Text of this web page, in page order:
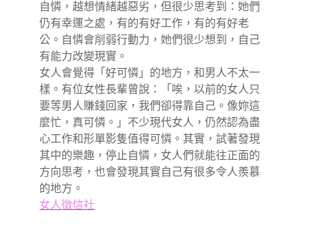
自憐，越想情緒越惡劣，但很少思考到：她們
仍有幸運之處，有的有好工作，有的有好老
公。自憐會削弱行動力，她們很少想到，自己
有能力改變現實。
女人會覺得「好可憐」的地方，和男人不太一
樣。有位女性長輩曾說：「唉，以前的女人只
要等男人賺錢回家，我們卻得靠自己。像妳這
麼忙，真可憐。」不少現代女人，仍然認為盡
心工作和形單影隻值得可憐。其實，試著發現
其中的樂趣，停止自憐，女人們就能往正面的
方向思考，也會發現其實自己有很多令人羨慕
的地方。
女人徵信社